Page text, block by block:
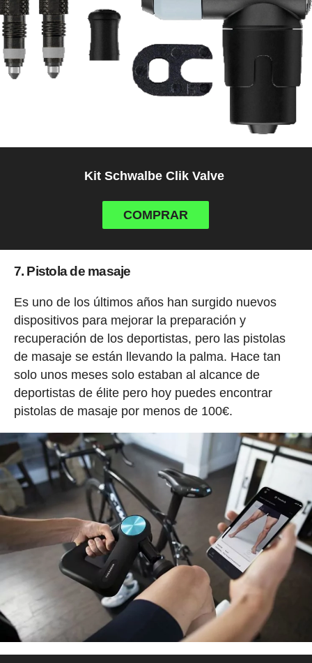
Kit Schwalbe Clik Valve
COMPRAR
7. Pistola de masaje
Es uno de los últimos años han surgido nuevos
dispositivos para mejorar la preparación y
recuperación de los deportistas, pero las pistolas
de masaje se están llevando la palma. Hace tan
solo unos meses solo estaban al alcance de
deportistas de élite pero hoy puedes encontrar
pistolas de masaje por menos de 100€.